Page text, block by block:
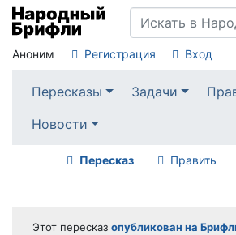
Аноним Регистрация Вход
Пересказы Задачи
Новости
Пересказ Править
Этот пересказ опубликован на